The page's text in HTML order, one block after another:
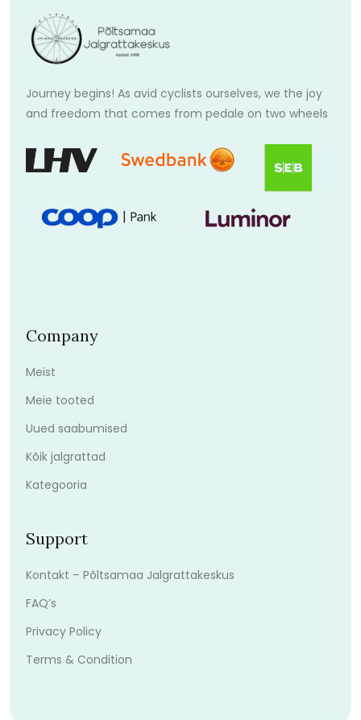
Journey begins! As avid cyclists ourselves, we the joy
and freedom that comes from pedale on two wheels
Company
Meist
Meie tooted
Uued saabumised
Kõik jalgrattad
Kategooria
Support
Kontakt – Põltsamaa Jalgrattakeskus
FAQ’s
Privacy Policy
Terms & Condition